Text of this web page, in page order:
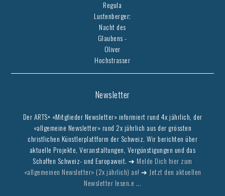
Regula
Lustenberger;
Nacht des
Glaubens -
Oliver
Hochstrasser
Newsletter
Der ARTS+ «Mitglieder Newsletter» informiert rund 4x jährlich, der
«allgemeine Newsletter» rund 2x jährlich aus der grössten
christlichen Künstlerplattform der Schweiz. Wir berichten über
aktuelle Projekte, Veranstaltungen, Vergünstigungen und das
Schaffen Schweiz- und Europaweit. ➔ Melde Dich hier zum
«allgemeinen Newsletter» (2x jährlich) an! ➔ Jetzt den aktuellen
Newsletter lesen.e ...